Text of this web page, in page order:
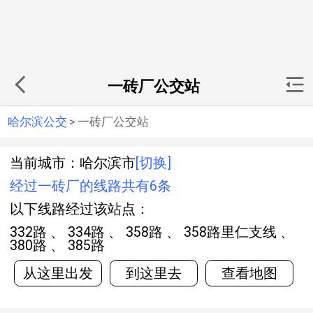
一砖厂公交站
哈尔滨公交 > 一砖厂公交站
当前城市：哈尔滨市 [切换]
经过一砖厂的线路共有6条
以下线路经过该站点：
332路 、 334路 、 358路 、 358路里仁支线 、
380路 、 385路
从这里出发
到这里去 查看地图